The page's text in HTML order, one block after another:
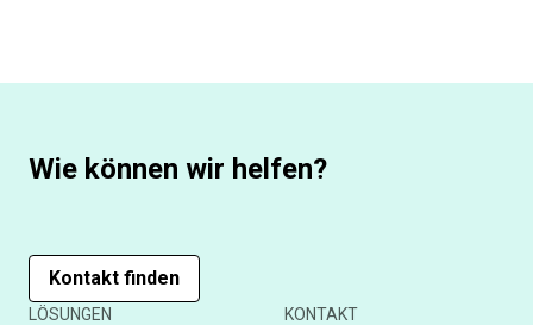
Wie können wir helfen?
Kontakt finden
LÖSUNGEN
KONTAKT